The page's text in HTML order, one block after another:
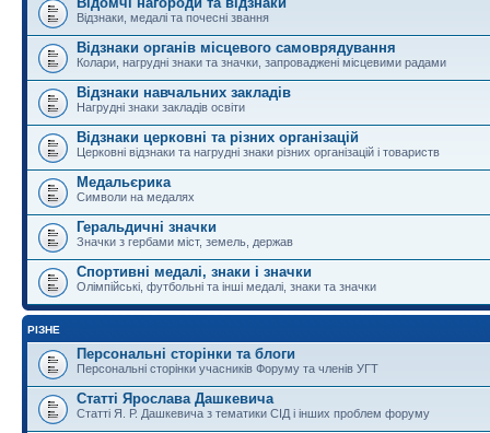
Відзнаки, медалі та почесні звання
Відзнаки органів місцевого самоврядування
Колари, нагрудні знаки та значки, запроваджені місцевими радами
Відзнаки навчальних закладів
Нагрудні знаки закладів освіти
Відзнаки церковні та різних організацій
Церковні відзнаки та нагрудні знаки різних організацій і товариств
Медальєрика
Символи на медалях
Геральдичні значки
Значки з гербами міст, земель, держав
Спортивні медалі, знаки і значки
Олімпійські, футбольні та інші медалі, знаки та значки
РІЗНЕ
Персональні сторінки та блоги
Персональні сторінки учасників Форуму та членів УГТ
Статті Ярослава Дашкевича
Статті Я. Р. Дашкевича з тематики СІД і інших проблем форуму